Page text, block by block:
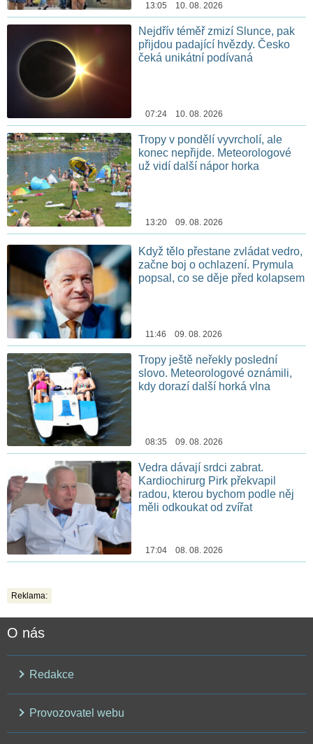
13:05 10. 08. 2026
Nejdřív téměř zmizí Slunce, pak
přijdou padající hvězdy. Česko
čeká unikátní podívaná
07:24 10. 08. 2026
Tropy v pondělí vyvrcholí, ale
konec nepřijde. Meteorologové
už vidí další nápor horka
13:20 09. 08. 2026
Když tělo přestane zvládat vedro,
začne boj o ochlazení. Prymula
popsal, co se děje před kolapsem
11:46 09. 08. 2026
Tropy ještě neřekly poslední
slovo. Meteorologové oznámili,
kdy dorazí další horká vlna
08:35 09. 08. 2026
Vedra dávají srdci zabrat.
Kardiochirurg Pirk překvapil
radou, kterou bychom podle něj
měli odkoukat od zvířat
17:04 08. 08. 2026
Reklama:
O nás
Redakce
Provozovatel webu